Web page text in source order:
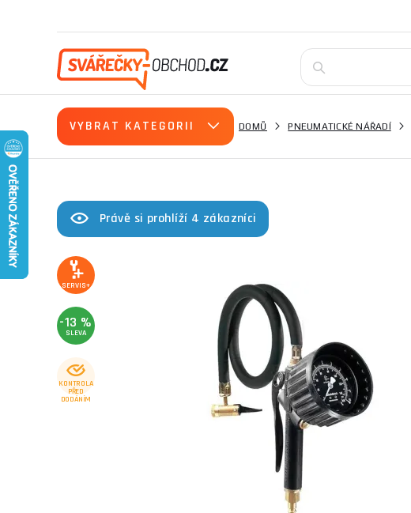
VYBRAT KATEGORII DOMŮ PNEUMATICKÉ NÁŘADÍ
Právě si prohlíží 4 zákazníci
SERVIS+
-13 %
SLEVA
KONTROLA
PŘED
DODÁNÍM